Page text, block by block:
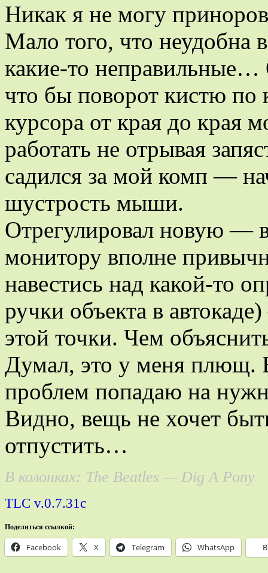
Никак я не могу
Мало того, что неудобна
какие-то
что бы поворот кистю по
курсора от края до края
работать не отрывая
садился за мой комп —
шустрость мыши.
Отрегулировал новую —
монитору вполне
навестись над какой-то
ручки объекта в
этой точки. Чем
Думал, это у меня
проблем попадаю на
Видно, вещь не хочет
отпустить…
В колонках: The Beatles — Dig A Pony
TLС v.0.7.31c
Поделиться ссылкой:
Facebook X Telegram WhatsApp